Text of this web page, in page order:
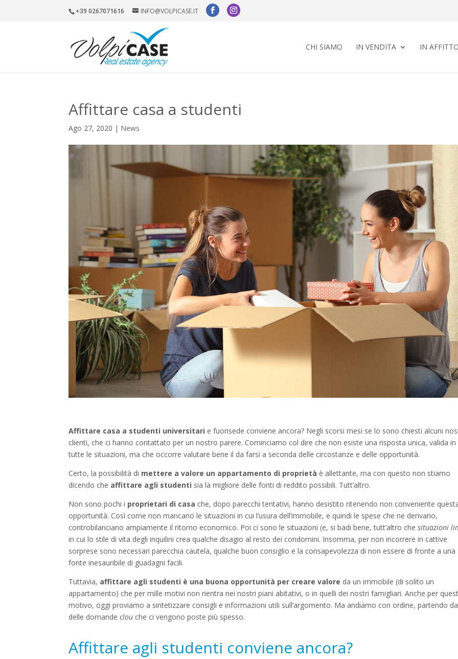
+39 0267071616 INFO@VOLPICASE.IT
CHI SIAMO IN VENDITA IN AFFITTO
Affittare casa a studenti
Ago 27, 2020 | News
Affittare casa a studenti universitari e fuorisede conviene ancora? Negli scorsi mesi se lo sono chiesti alcuni
clienti, che ci hanno contattato per un nostro parere. Cominciamo col dire che non esiste una risposta unica, valida in
tutte le situazioni, ma che occorre valutare bene il da farsi a seconda delle circostanze e delle opportunità.
Certo, la possibilità di mettere a valore un appartamento di proprietà è allettante, ma con questo non stiamo
dicendo che affittare agli studenti sia la migliore delle fonti di reddito possibili. Tutt’altro.
Non sono pochi i proprietari di casa che, dopo parecchi tentativi, hanno desistito ritenendo non conveniente
opportunità. Così come non mancano le situazioni in cui l’usura dell’immobile, e quindi le spese che ne derivano,
controbilanciano ampiamente il ritorno economico. Poi ci sono le situazioni (e, si badi bene, tutt’altro chesituazioni
in cui lo stile di vita degli inquilini crea qualche disagio al resto dei condomini. Insomma, per non incorrere in cattive
sorprese sono necessari parecchia cautela, qualche buon consiglio e la consapevolezza di non essere di fronte a una
fonte inesauribile di guadagni facili.
Tuttavia, affittare agli studenti è una buona opportunità per creare valore da un immobile (di solito un
appartamento) che per mille motivi non rientra nei nostri piani abitativi, o in quelli dei nostri famigliari. Anche per
motivo, oggi proviamo a sintetizzare consigli e informazioni utili sull’argomento. Ma andiamo con ordine, partendo
delle domandeclou che ci vengono poste più spesso.
Affittare agli studenti conviene ancora?